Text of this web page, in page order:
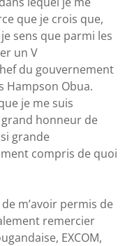
que je crois que,
sens que parmi les
un V
du gouvernement
Hampson Obua.
je me suis
honneur de
grande
compris de quoi
m’avoir permis de
remercier
EXCOM,